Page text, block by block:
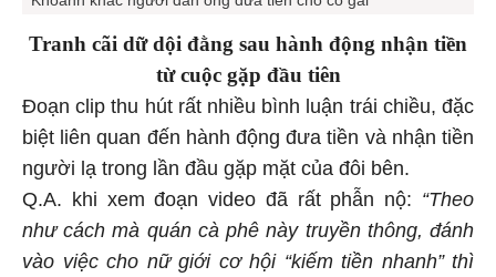
Tranh cãi dữ dội đằng sau hành động nhận tiền
từ cuộc gặp đầu tiên
Đoạn clip thu hút rất nhiều bình luận trái chiều, đặc
biệt liên quan đến hành động đưa tiền và nhận tiền
người lạ trong lần đầu gặp mặt của đôi bên.
Q.A. khi xem đoạn video đã rất phẫn nộ: “Theo
như cách mà quán cà phê này truyền thông, đánh
vào việc cho nữ giới cơ hội “kiếm tiền nhanh” thì